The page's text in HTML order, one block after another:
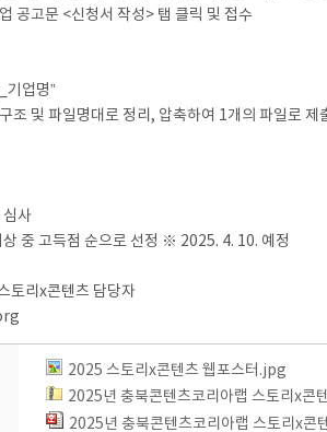
공고문 <신청서 작성> 탭 클릭 및 접수
기업명”
조 및 파일명대로 정리, 압축하여 1개의 파일로
사
중 고득점 순으로 선정 ※ 2025. 4. 10. 예정
토리x콘텐츠 담당자
2025 스토리x콘텐츠 웹포스터.jpg
2025년 충북콘텐츠코리아랩 스토리x콘
2025년 충북콘텐츠코리아랩 스토리x콘